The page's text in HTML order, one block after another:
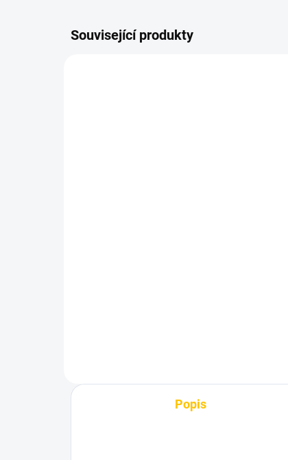
Související produkty
Popis